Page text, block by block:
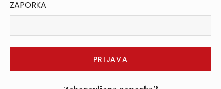
ZAPORKA